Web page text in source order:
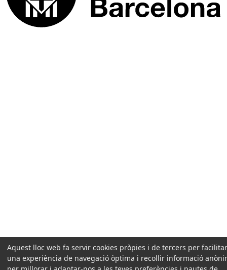
Aquest lloc web fa servir cookies pròpies i de tercers per
una experiència de navegació òptima i recollir informació